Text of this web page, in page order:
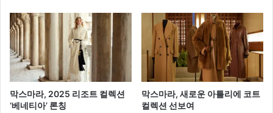
막스마라, 2025 리조트 컬렉션
‘베네티아’ 론칭
막스마라, 새로운 아틀리에 코트
컬렉션 선보여